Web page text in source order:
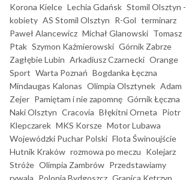
Korona Kielce Lechia Gdańsk Stomil Olsztyn -
kobiety AS Stomil Olsztyn R-Gol terminarz
Paweł Alancewicz Michał Glanowski Tomasz
Ptak Szymon Kaźmierowski Górnik Zabrze
Zagłębie Lubin Arkadiusz Czarnecki Orange
Sport Warta Poznań Bogdanka Łęczna
Mindaugas Kalonas Olimpia Olsztynek Adam
Zejer Pamiętam i nie zapomnę Górnik Łęczna
Naki Olsztyn Cracovia Błękitni Orneta Piotr
Klepczarek MKS Korsze Motor Lubawa
Wojewódzki Puchar Polski Flota Świnoujście
Hutnik Kraków rozmowa po meczu Kolejarz
Stróże Olimpia Zambrów Przedstawiamy
rywala Polonia Bydgoszcz Granica Kętrzyn